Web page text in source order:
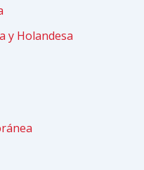
y Holandesa